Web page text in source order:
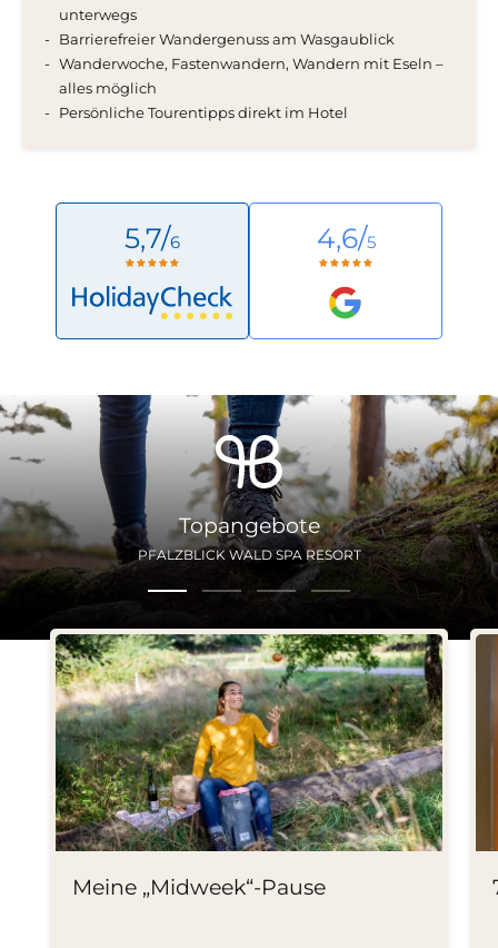
unterwegs
Barrierefreier Wandergenussam Wasgaublick
Wanderwoche, Fastenwandern, Wandern mit Eseln –
alles möglich
PersönlicheTourentipps direkt im Hotel
5,7/6 4,6/5
Topangebote
PFALZBLICK WALD SPA RESORT
Meine „Midweek“-Pause